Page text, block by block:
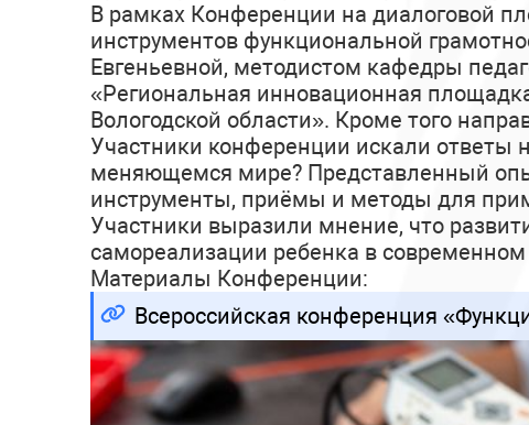
В рамках Конференции на диалоговой
инструментов функциональной
Евгеньевной, методистом кафедры
«Региональная инновационная
Вологодской области». Кроме того
Участники конференции искали ответы
меняющемся мире? Представленный
инструменты, приёмы и методы для
Участники выразили мнение, что
самореализации ребенка в
Материалы Конференции:
Всероссийская конференция